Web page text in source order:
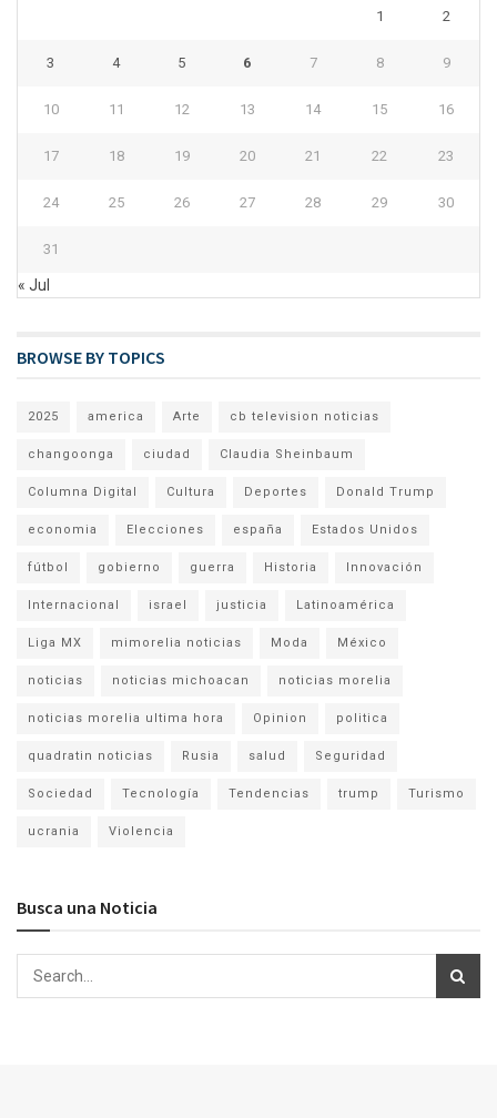
1 2
3 4 5 6 7 8 9
10 11 12 13 14 15 16
17 18 19 20 21 22 23
24 25 26 27 28 29 30
31
« Jul
BROWSE BY TOPICS
2025 america Arte cb television noticias
changoonga ciudad Claudia Sheinbaum
Columna Digital Cultura Deportes Donald Trump
economia Elecciones españa Estados Unidos
fútbol gobierno guerra Historia Innovación
Internacional israel justicia Latinoamérica
Liga MX mimorelia noticias Moda México
noticias noticias michoacan noticias morelia
noticias morelia ultima hora Opinion politica
quadratin noticias Rusia salud Seguridad
Sociedad Tecnología Tendencias trump Turismo
ucrania Violencia
Busca una Noticia